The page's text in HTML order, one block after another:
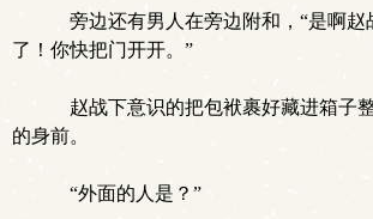
旁边还有男人在旁边附和，“是啊赵
了！你快把门开开。”
赵战下意识的把包袱裹好藏进箱子
的身前。
“外面的人是？”